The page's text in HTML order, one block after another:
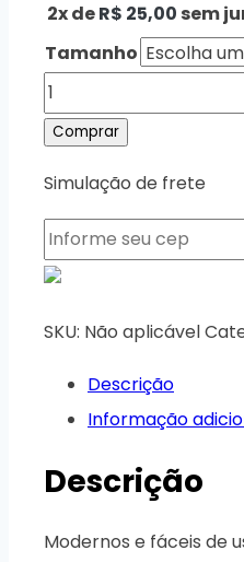
2x deR$ 25,00 sem
Tamanho
Comprar
Simulação de frete
SKU: Não aplicável
Descrição
Informação
Descrição
Modernos e fáceis de